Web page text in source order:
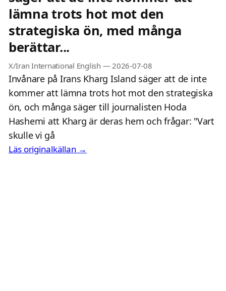
lämna trots hot mot den
strategiska ön, med många
berättar...
X/Iran International English — 2026-07-08
Invånare på Irans Kharg Island säger att de inte
kommer att lämna trots hot mot den strategiska
ön, och många säger till journalisten Hoda
Hashemi att Kharg är deras hem och frågar: "Vart
skulle vi gå
Läs originalkällan →